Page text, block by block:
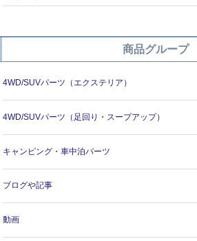
商品グループ
4WD/SUVパーツ（エクステリア）
4WD/SUVパーツ（足回り・スープアップ）
キャンピング・車中泊パーツ
ブログや記事
動画